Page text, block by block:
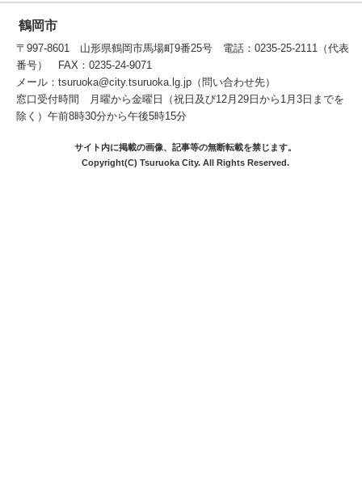
鶴岡市
〒997-8601 山形県鶴岡市馬場町9番25号 電話：0235-25-2111（代表
番号） FAX：0235-24-9071
メール：tsuruoka@city.tsuruoka.lg.jp（問い合わせ先）
窓口受付時間 月曜から金曜日（祝日及び12月29日から1月3日までを
除く）午前8時30分から午後5時15分
サイト内に掲載の画像、記事等の無断転載を禁じます。
Copyright(C) Tsuruoka City. All Rights Reserved.